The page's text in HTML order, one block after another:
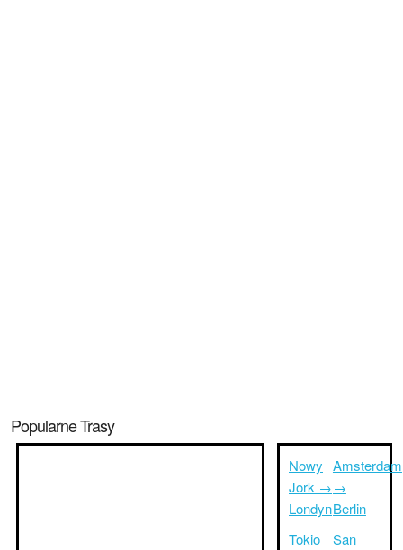
Popularne Trasy
Nowy
Jork →
Londyn
Tokio
Amsterdam
→
Berlin
San